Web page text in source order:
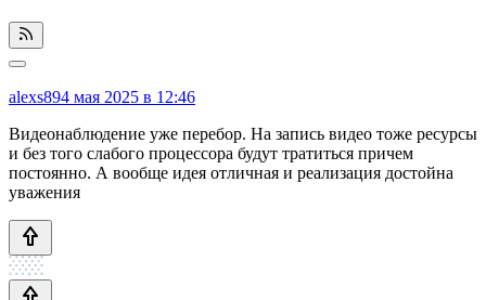
alexs894 мая 2025 в 12:46
Видеонаблюдение уже перебор. На запись видео тоже ресурсы
и без того слабого процессора будут тратиться причем
постоянно. А вообще идея отличная и реализация достойна
уважения